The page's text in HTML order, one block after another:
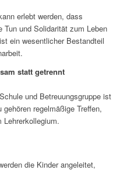
erlebt werden, dass
Tun und Solidarität zum Leben
ein wesentlicher Bestandteil
statt getrennt
und Betreuungsgruppe ist
regelmäßige Treffen,
Lehrerkollegium.
die Kinder angeleitet,